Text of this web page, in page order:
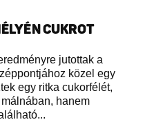
CUKROT
jutottak a
közel egy
egy ritka cukorfélét,
hanem